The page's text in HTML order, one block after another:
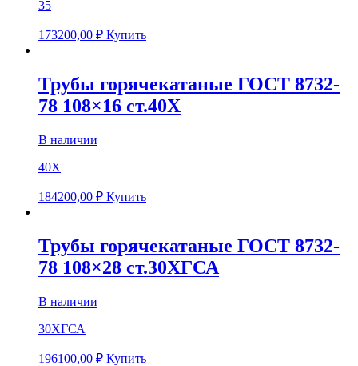
35
173200,00 ₽ Купить
Трубы горячекатаные ГОСТ 8732-
78 108×16 ст.40Х
В наличии
40Х
184200,00 ₽ Купить
Трубы горячекатаные ГОСТ 8732-
78 108×28 ст.30ХГСА
В наличии
30ХГСА
196100,00 ₽ Купить